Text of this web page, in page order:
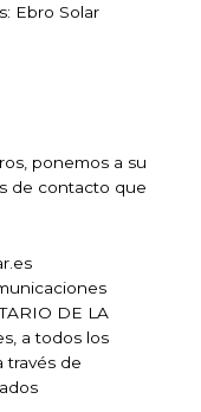
Ebro Solar
ponemos a su
de contacto que
DE LA
a todos los
través de